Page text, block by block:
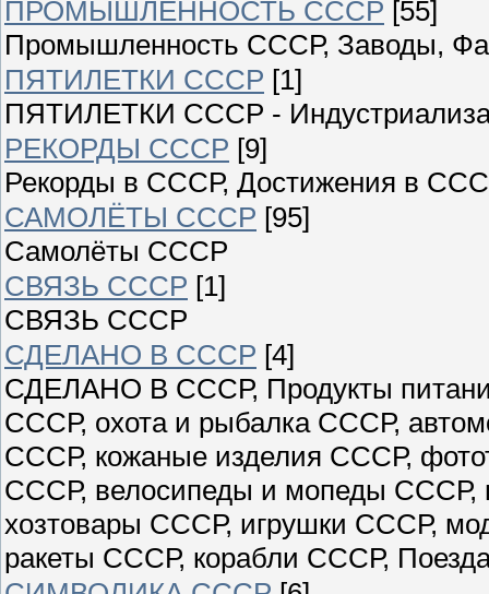
ПРОМЫШЛЕННОСТЬ СССР [55]
Промышленность СССР, Заводы,
ПЯТИЛЕТКИ СССР [1]
ПЯТИЛЕТКИ СССР -
РЕКОРДЫ СССР [9]
Рекорды в СССР, Достижения в
САМОЛЁТЫ СССР [95]
Самолёты СССР
СВЯЗЬ СССР [1]
СВЯЗЬ СССР
СДЕЛАНО В СССР [4]
СДЕЛАНО В СССР, Продукты
СССР, охота и рыбалка СССР,
СССР, кожаные изделия СССР,
СССР, велосипеды и мопеды
хозтовары СССР, игрушки СССР,
ракеты СССР, корабли СССР,